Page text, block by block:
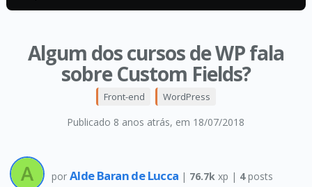
Algum dos cursos de WP fala
sobre Custom Fields?
Publicado 8 anos atrás, em 18/07/2018
Front-end WordPress
por Alde Baran de Lucca | 76.7k xp | 4posts